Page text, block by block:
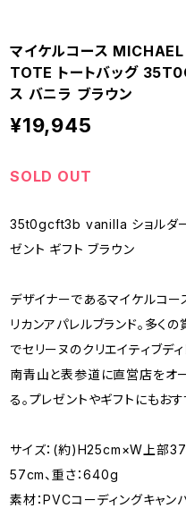
マイケルコース
TOTE トートバッグ
ス バニラ ブラウン
¥19,945
SOLD OUT
35t0gcft3b vanilla ショルダ
ゼント ギフト ブラウン
デザイナーであるマイケルコー
リカンアパレルブランド。多く
でセリーヌのクリエイティブデ
南青山と表参道に直営店をオ
る。プレゼントやギフトにもおす
サイズ：(約)H25cm×W上部
57cm、重さ：640g
素材：PVCコーディングキャン